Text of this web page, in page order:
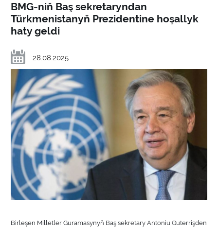
BMG-niň Baş sekretaryndan
Türkmenistanyň Prezidentine hoşallyk
haty geldi
28.08.2025
Birleşen Milletler Guramasynyň Baş sekretary Antoniu Guterrişden